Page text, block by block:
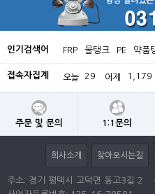
인기검색어 FRP 물탱크 PE 약품
접속자집계 오늘 29 어제 1,179
주문 및 문의 1:1문의
회사소개 찾아오시는길
주소: 경기 평택시 고덕면 동고3길 2